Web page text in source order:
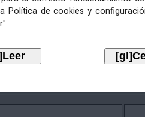
Política de cookies y
de postos de traballo do